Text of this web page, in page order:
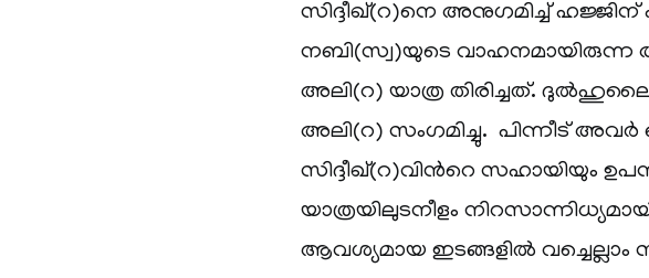
സിദ്ദീഖ്(റ)നെ അനുഗമിച്ച് ഹജ്ജിന്
നബി(സ്വ)യുടെ
അലി(റ) യാത്ര തിരിച്ചത്.
അലി(റ) സംഗമിച്ചു. പിന്നീട് അവര്‍
സിദ്ദീഖ്(റ)വിന്‍റെ സഹായിയും
യാത്രയിലുടനീളം
ആവശ്യമായ ഇടങ്ങളില്‍